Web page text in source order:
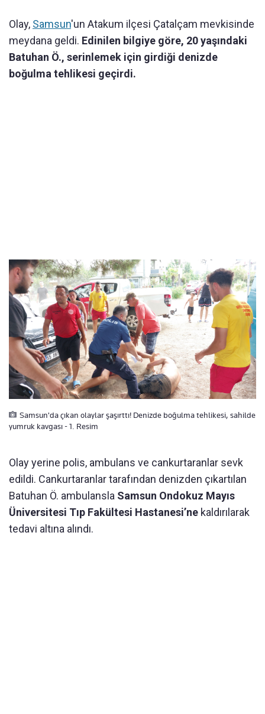
Olay, Samsun'un Atakum ilçesi Çatalçam mevkisinde
meydana geldi. Edinilen bilgiye göre, 20 yaşındaki
Batuhan Ö., serinlemek için girdiği denizde
boğulma tehlikesi geçirdi.
Samsun'da çıkan olaylar şaşırttı! Denizde boğulma tehlikesi, sahilde
yumruk kavgası - 1. Resim
Olay yerine polis, ambulans ve cankurtaranlar sevk
edildi. Cankurtaranlar tarafından denizden çıkartılan
Batuhan Ö. ambulansla Samsun Ondokuz Mayıs
Üniversitesi Tıp Fakültesi Hastanesi’ne kaldırılarak
tedavi altına alındı.